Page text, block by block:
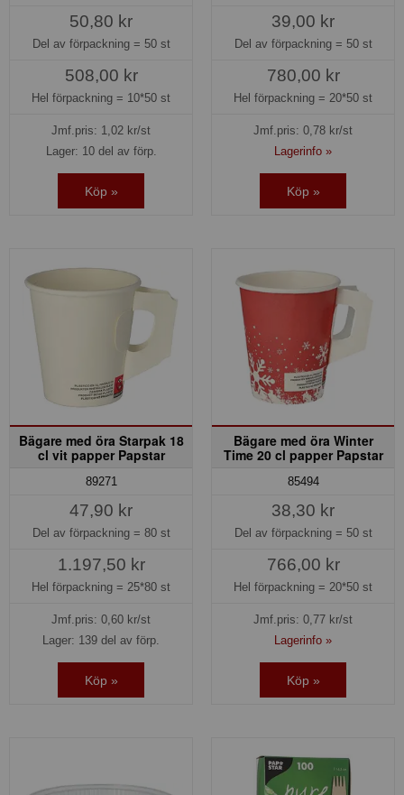
50,80 kr
Del av förpackning = 50 st
508,00 kr
Hel förpackning = 10*50 st
Jmf.pris: 1,02 kr/st
Lager: 10 del av förp.
Köp »
39,00 kr
Del av förpackning = 50 st
780,00 kr
Hel förpackning = 20*50 st
Jmf.pris: 0,78 kr/st
Lagerinfo »
Köp »
Bägare med öra Starpak 18
cl vit papper Papstar
89271
47,90 kr
Del av förpackning = 80 st
1.197,50 kr
Hel förpackning = 25*80 st
Jmf.pris: 0,60 kr/st
Lager: 139 del av förp.
Köp »
Bägare med öra Winter
Time 20 cl papper Papstar
85494
38,30 kr
Del av förpackning = 50 st
766,00 kr
Hel förpackning = 20*50 st
Jmf.pris: 0,77 kr/st
Lagerinfo »
Köp »